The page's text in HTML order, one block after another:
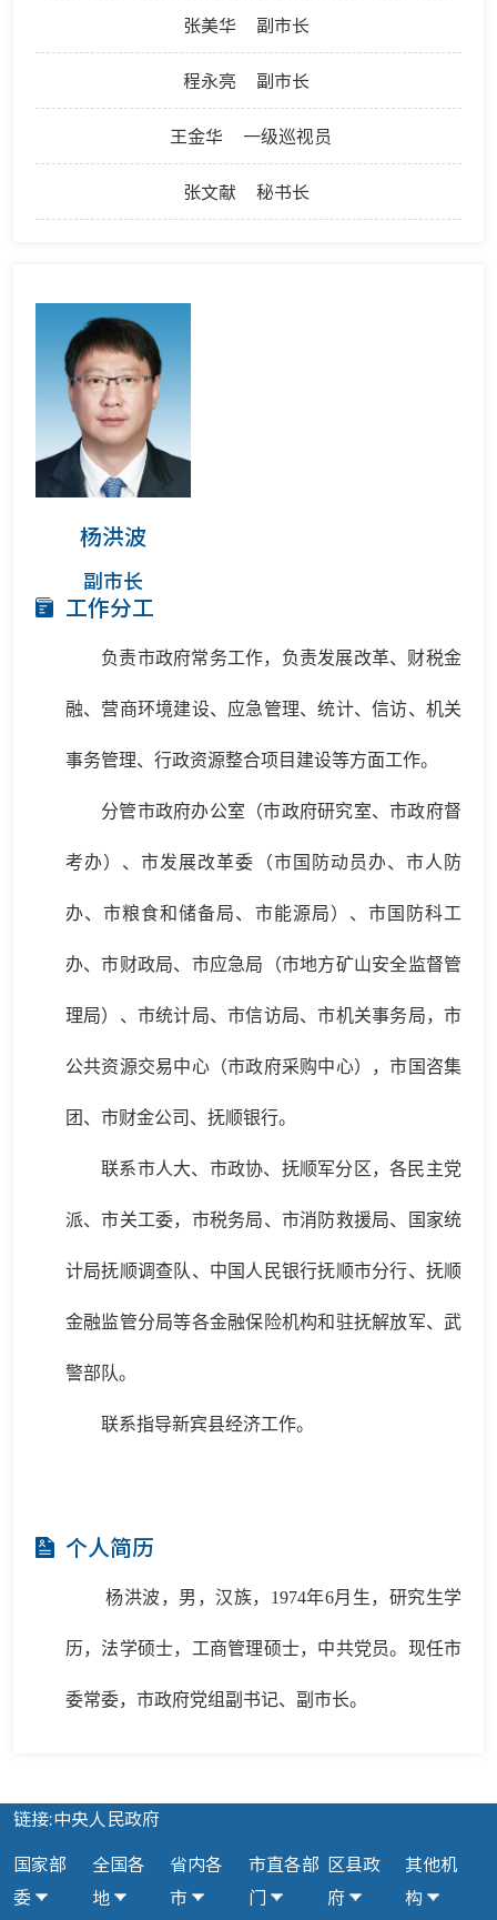
张美华 副市长
程永亮 副市长
王金华 一级巡视员
张文献 秘书长
杨洪波
副市长
工作分工
负责市政府常务工作，负责发展改革、财税金
融、营商环境建设、应急管理、统计、信访、机关
事务管理、行政资源整合项目建设等方面工作。
分管市政府办公室（市政府研究室、市政府督
考办）、市发展改革委（市国防动员办、市人防
办、市粮食和储备局、市能源局）、市国防科工
办、市财政局、市应急局（市地方矿山安全监督管
理局）、市统计局、市信访局、市机关事务局，市
公共资源交易中心（市政府采购中心），市国咨集
团、市财金公司、抚顺银行。
联系市人大、市政协、抚顺军分区，各民主党
派、市关工委，市税务局、市消防救援局、国家统
计局抚顺调查队、中国人民银行抚顺市分行、抚顺
金融监管分局等各金融保险机构和驻抚解放军、武
警部队。
联系指导新宾县经济工作。
个人简历
杨洪波，男，汉族，1974年6月生，研究生学
历，法学硕士，工商管理硕士，中共党员。现任市
委常委，市政府党组副书记、副市长。
链接:中央人民政府
国家部
委
全国各
地
省内各
市
市直各部
门
区县政
府
其他机
构